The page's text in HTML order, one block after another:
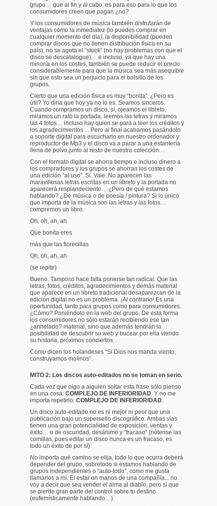
grupo… que al fin y al cabo, es para eso para lo que los
consumidores creen que pagan ¿no?
Y los consumidores de música también disfrutarán de
ventajas como la inmediatez (lo puedes comprar en
cualquier momento del día), la disponibilidad (pueden
comprar discos que no tienen distribución física en su
país), no se agota el “stock” (no hay problemas con que el
disco se descatalogue)… e incluso, ya que hay una
minoría en los costes, también se puede reducir el precio
considerablemente para que la música sea más asequible
sin que esto sea un perjuicio para el bolsillo de los
grupos.
Cierto que una edición física es muy “bonita”. ¿Pero es
útil? Yo diría que hoy ya no lo es. Seamos sinceros.
Cuando compramos un disco, sí, ojeamos el libreto,
miramos un rato la portada, leemos las letras y miramos
las 4 fotos… incluso hay quien se para a leer los créditos y
los agradecimientos… Pero al final acabamos pasándolo
a soporte digital para escucharlo en nuestro ordenador y
reproductor de Mp3 y el disco va a parar a una estantería
llena de polvo junto al resto de nuestra colección…
Con el formato digital se ahorra tiempo e incluso dinero a
los compradores y los grupos se ahorran los costes de
una edición “al uso”. Sí. Vale. No aparecen las
maravillosas letras escritas en un libreto y la portada no
aparecerá resplandeciente… ¿Pero de qué estamos
hablando? ¿De música o de poesía / pintura? Si lo único
que importa de la música son las letras y las fotos…
compremos un libro.
Oh, oh, ah, ah
Que bonita eres
más que las florecillas
Oh, oh, ah, ah
(se repite)
Bueno. Tampoco hace falta ponerse tan radical. Que las
letras, fotos, créditos, agradecimientos y demás material
que aparece en un libreto tradicional desaparezcan de la
edición digital no es un problema. ¡Al contrario! Es una
oportunidad, tanto para grupos como para consumidores.
¿Cómo? Poniéndolo en la web del grupo. De esta forma
los consumidores no sólo estarán recibiendo ese tan
¿anhelado? material, sino que además tendrán la
posibilidad de descubrir su web y bucear por ella viendo
su historia, próximos conciertos…
Como dicen los holandeses “Si Dios nos manda viento,
construyamos molinos”.
MITO 2: Los discos auto-editados no se toman en serio.
Cada vez que oigo a alguien soltar esta frase sólo pienso
en una cosa: COMPLEJO DE INFERIORIDAD . Y no me
importa repetirlo: COMPLEJO DE INFERIORIDAD
Un disco auto-editado no es ni mejor ni peor que una
publicación bajo un supersello discográfico. Ambas vías
tienen una gran potencialidad de exposición, ventas y
éxito… o de oscuridad, desánimo y “fracaso” (nótense las
comillas, pues editar un disco nunca es un fracaso, es
todo un éxito de por sí).
No importa qué camino se elija, todo lo que ocurra deberá
depender del grupo, sobretodo si estamos hablando de
grupos independientes o “auto-todo”, como me gusta
llamarlos a mí. El estar en manos de una compañía... no
voy a decir que sea vender el alma al diablo, pero sí que
se pierde gran parte del control sobre tu destino
(eufemísticamente hablando…).